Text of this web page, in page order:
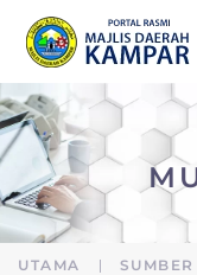
Skip to main
UTAMA SUMBER